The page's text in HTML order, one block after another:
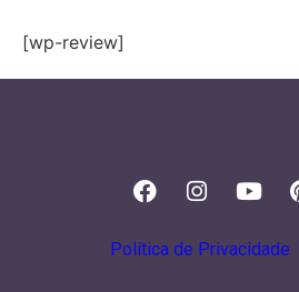
[wp-review]
Política de Privacidade